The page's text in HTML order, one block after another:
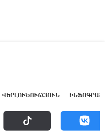
ՎԵՐԼՈՒԾՈՒԹՅՈՒՆ